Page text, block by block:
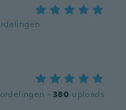
· 380 uploads